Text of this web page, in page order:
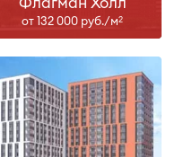
от 132 000 руб./м2